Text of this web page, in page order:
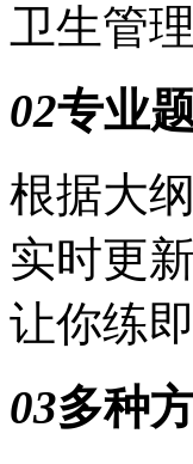
卫生管
02专业
根据大
实时更
让你练
03多种